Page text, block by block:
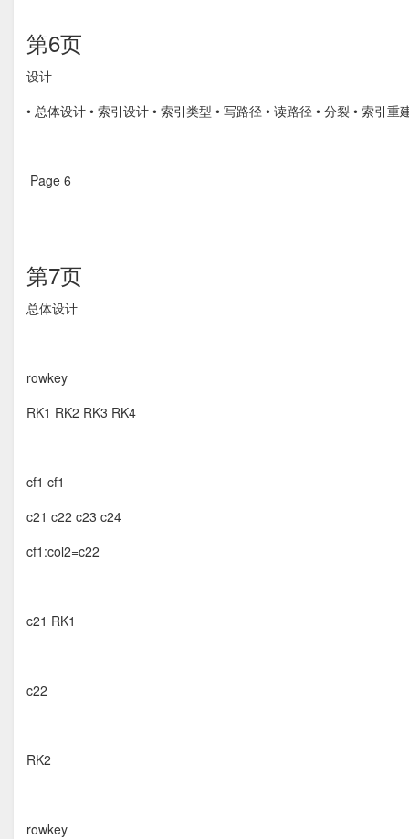
第6页
设计 
• 总体设计 • 索引设计 • 索引类型 • 写路径 • 读路径 • 分裂 • 索引重
Page 6
第7页
总体设计 
rowkey
RK1 RK2 RK3 RK4
cf1 cf1
c21 c22 c23 c24
cf1:col2=c22
c21 RK1
c22
RK2
rowkey